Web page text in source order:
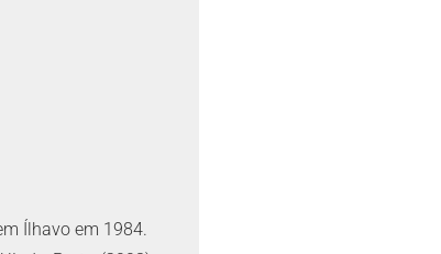
Ílhavo em 1984.